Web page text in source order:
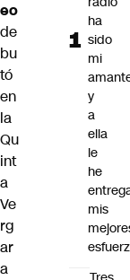
eo
de
bu
tó
en
la
Qu
int
a
Ve
rg
ar
a
ha
sido
mi
y
a
ella
le
he
mis